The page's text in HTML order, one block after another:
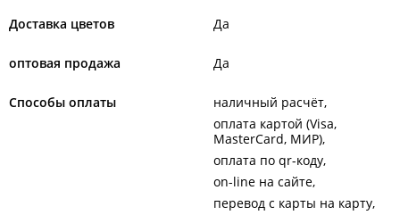
Доставка цветов Да
оптовая продажа Да
Способы оплаты
наличный расчёт
оплата картой (Visa,
MasterCard, МИР)
оплата по qr-коду
on-line на сайте
перевод с карты на карту